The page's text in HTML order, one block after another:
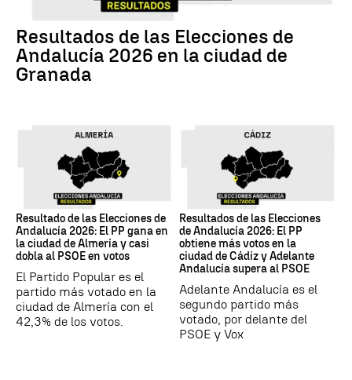
Resultados de las Elecciones de
Andalucía 2026 en la ciudad de
Granada
Resultado de las Elecciones de
Andalucía 2026: El PP gana en
la ciudad de Almería y casi
dobla al PSOE en votos
El Partido Popular es el
partido más votado en la
ciudad de Almería con el
42,3% de los votos.
Resultados de las Elecciones
de Andalucía 2026: El PP
obtiene más votos en la
ciudad de Cádiz y Adelante
Andalucía supera al PSOE
Adelante Andalucía es el
segundo partido más
votado, por delante del
PSOE y Vox